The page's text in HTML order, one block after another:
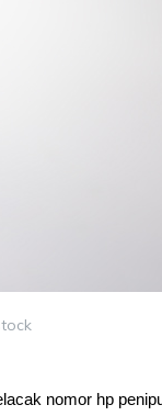
nomor hp